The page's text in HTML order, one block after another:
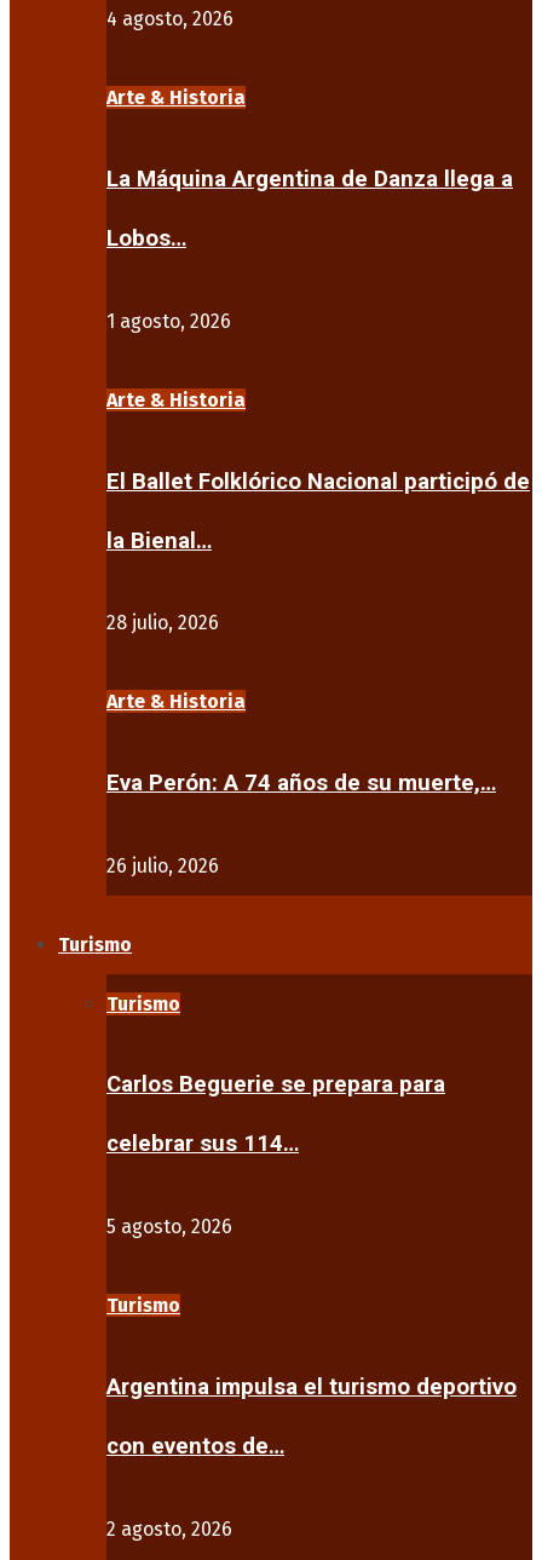
4 agosto, 2026
Arte & Historia
La Máquina Argentina de Danza llega a
Lobos…
1 agosto, 2026
Arte & Historia
El Ballet Folklórico Nacional participó de
la Bienal…
28 julio, 2026
Arte & Historia
Eva Perón: A 74 años de su muerte,…
26 julio, 2026
Turismo
Turismo
Carlos Beguerie se prepara para
celebrar sus 114…
5 agosto, 2026
Turismo
Argentina impulsa el turismo deportivo
con eventos de…
2 agosto, 2026